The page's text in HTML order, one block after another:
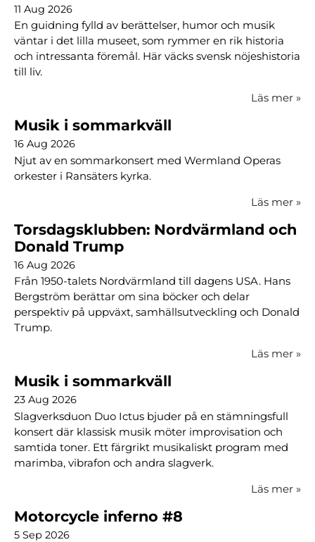
11 Aug 2026
En guidning fylld av berättelser, humor och musik
väntar i det lilla museet, som rymmer en rik historia
och intressanta föremål. Här väcks svensk nöjeshistoria
till liv.
Läs mer »
Musik i sommarkväll
16 Aug 2026
Njut av en sommarkonsert med Wermland Operas
orkester i Ransäters kyrka.
Läs mer »
Torsdagsklubben: Nordvärmland och
Donald Trump
16 Aug 2026
Från 1950-talets Nordvärmland till dagens USA. Hans
Bergström berättar om sina böcker och delar
perspektiv på uppväxt, samhällsutveckling och Donald
Trump.
Läs mer »
Musik i sommarkväll
23 Aug 2026
Slagverksduon Duo Ictus bjuder på en stämningsfull
konsert där klassisk musik möter improvisation och
samtida toner. Ett färgrikt musikaliskt program med
marimba, vibrafon och andra slagverk.
Läs mer »
Motorcycle inferno #8
5 Sep 2026